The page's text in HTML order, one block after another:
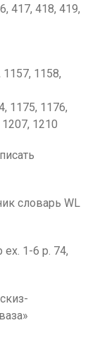
417, 418, 419,
1158,
1175, 1176,
1210
словарь WL
1-6 p. 74,